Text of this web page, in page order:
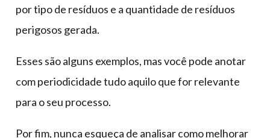
por tipo de resíduos e a quantidade de resíduos
perigosos gerada.
Esses são alguns exemplos, mas você pode anotar
com periodicidade tudo aquilo que for relevante
para o seu processo.
Por fim, nunca esqueça de analisar como melhorar